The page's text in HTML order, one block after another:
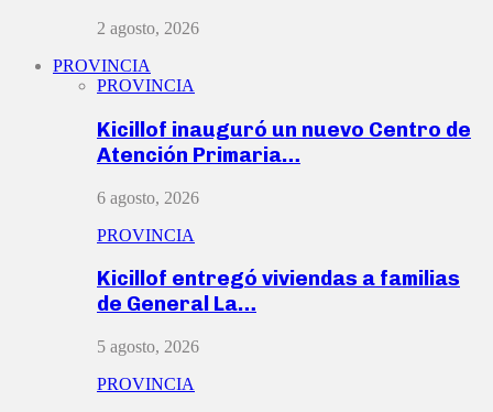
2 agosto, 2026
PROVINCIA
PROVINCIA
Kicillof inauguró un nuevo Centro de
Atención Primaria…
6 agosto, 2026
PROVINCIA
Kicillof entregó viviendas a familias
de General La…
5 agosto, 2026
PROVINCIA